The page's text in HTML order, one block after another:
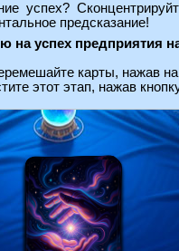
успех?
предсказание!
на успех предприятия
карты, нажав на
этот этап, нажав